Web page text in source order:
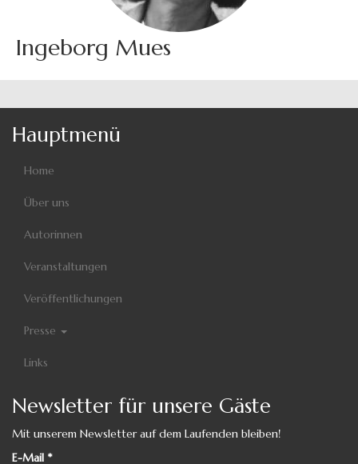
Ingeborg Mues
Hauptmenü
Home
Über uns
Autorinnen
Veranstaltungen
Veröffentlichungen
Presse
Links
Newsletter für unsere Gäste
Mit unserem Newsletter auf dem Laufenden bleiben!
E-Mail *